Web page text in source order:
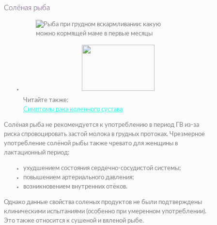
Солёная рыба
Читайте также:
Симптомы рака коленного сустава
Солёная рыба не рекомендуется к употреблению в период ГВ из-за
риска спровоцировать застой молока в грудных протоках. Чрезмерное
употребление солёной рыбы также чревато для женщины в
лактационный период:
ухудшением состояния сердечно-сосудистой системы;
повышением артериального давления;
возникновением внутренних отёков.
Однако данные свойства соленых продуктов не были подтверждены
клиническими испытаниями (особенно при умеренном употреблении).
Это также относится к сушеной и вяленой рыбе.